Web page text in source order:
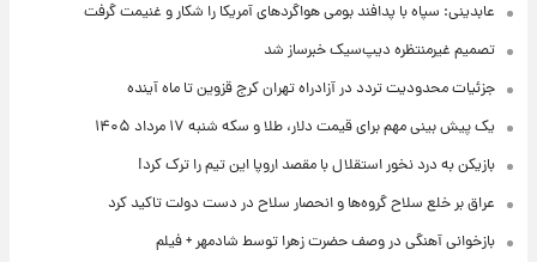
عابدینی: سپاه با پدافند بومی هواگردهای آمریکا را شکار و غنیمت گرفت
تصمیم غیرمنتظره دیپ‌سیک خبرساز شد
جزئیات محدودیت تردد در آزادراه تهران کرج قزوین تا ماه آینده
یک پیش ‌بینی مهم برای قیمت دلار، طلا و سکه شنبه ۱۷ مرداد ۱۴۰۵
بازیکن به درد نخور استقلال با مقصد اروپا این تیم را ترک کرد!
عراق بر خلع سلاح گروه‌ها و انحصار سلاح در دست دولت تاکید کرد
بازخوانی آهنگی در وصف حضرت زهرا توسط شادمهر + فیلم